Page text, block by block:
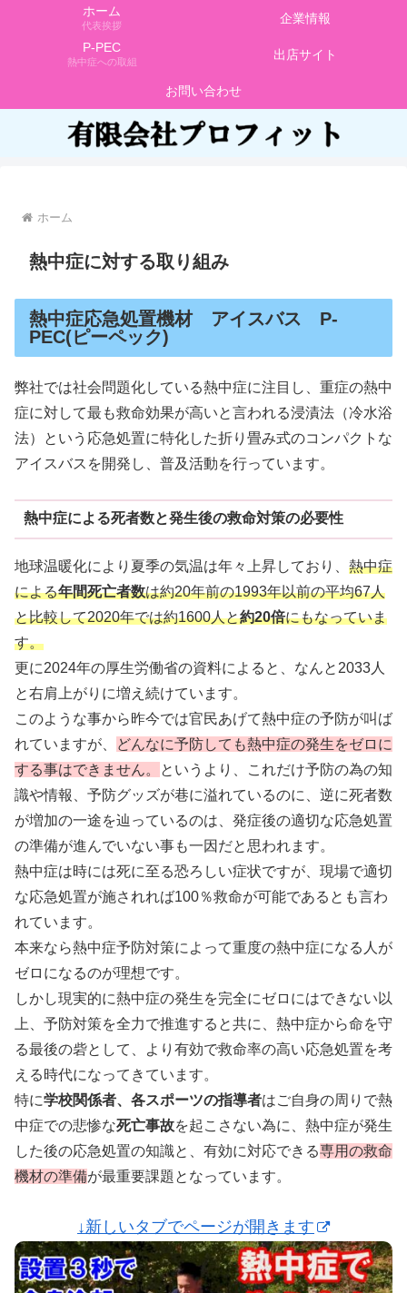
ホーム
代表挨拶
企業情報
P-PEC
熱中症への取組 出店サイト
お問い合わせ
ホーム
熱中症に対する取り組み
熱中症応急処置機材 アイスバス P-
PEC(ピーペック)
弊社では社会問題化している熱中症に注目し、重症の熱中
症に対して最も救命効果が高いと言われる浸漬法（冷水浴
法）という応急処置に特化した折り畳み式のコンパクトな
アイスバスを開発し、普及活動を行っています。
熱中症による死者数と発生後の救命対策の必要性
地球温暖化により夏季の気温は年々上昇しており、 熱中症
による年間死亡者数は約20年前の1993年以前の平均67人
と比較して2020年では約1600人と約20倍にもなっていま
す。
更に2024年の厚生労働省の資料によると、なんと2033人
と右肩上がりに増え続けています。
このような事から昨今では官民あげて熱中症の予防が叫ば
れていますが、
どんなに予防しても熱中症の発生をゼロに
する事はできません。
というより、これだけ予防の為の知
識や情報、予防グッズが巷に溢れているのに、逆に死者数
が増加の一途を辿っているのは、発症後の適切な応急処置
の準備が進んでいない事も一因だと思われます。
熱中症は時には死に至る恐ろしい症状ですが、現場で適切
な応急処置が施されれば100％救命が可能であるとも言わ
れています。
本来なら熱中症予防対策によって重度の熱中症になる人が
ゼロになるのが理想です。
しかし現実的に熱中症の発生を完全にゼロにはできない以
上、予防対策を全力で推進すると共に、熱中症から命を守
る最後の砦として、より有効で救命率の高い応急処置を考
える時代になってきています。
特に学校関係者、各スポーツの指導者はご自身の周りで熱
中症での悲惨な死亡事故を起こさない為に、熱中症が発生
した後の応急処置の知識と、有効に対応できる専用の救命
機材の準備が最重要課題となっています。
↓新しいタブでページが開きます